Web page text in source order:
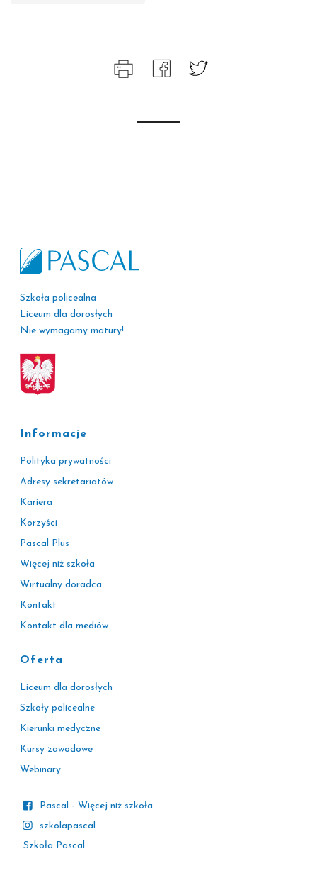
Szkoła policealna
Liceum dla dorosłych
Nie wymagamy matury!
Informacje
Polityka prywatności
Adresy sekretariatów
Kariera
Korzyści
Pascal Plus
Więcej niż szkoła
Wirtualny doradca
Kontakt
Kontakt dla mediów
Oferta
Liceum dla dorosłych
Szkoły policealne
Kierunki medyczne
Kursy zawodowe
Webinary
Pascal - Więcej niż szkoła
szkolapascal
Szkoła Pascal